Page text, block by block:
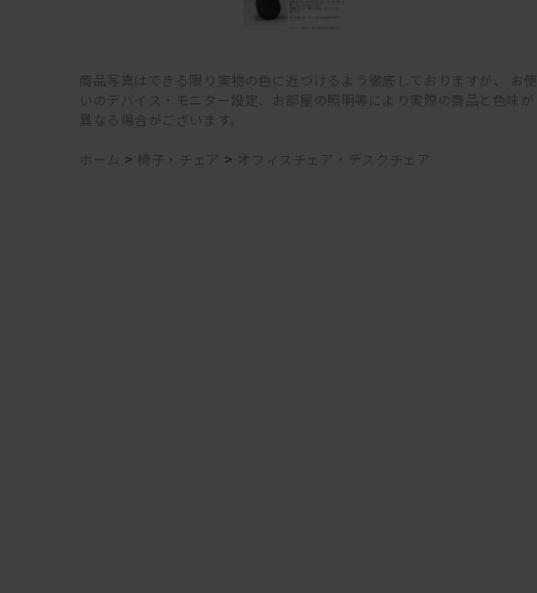
商品写真はできる限り実物の色に近づけるよう徹底しておりますが、 お使
いのデバイス・モニター設定、お部屋の照明等により実際の商品と色味が
異なる場合がございます。
ホーム > 椅子・チェア > オフィスチェア・デスクチェア